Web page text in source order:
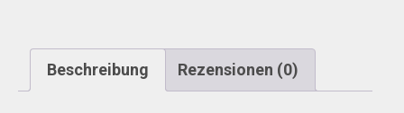
Beschreibung Rezensionen (0)